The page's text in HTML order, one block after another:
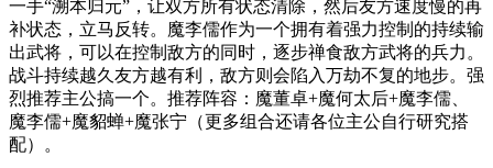
一手“溯本归元”，让双方所有状态清除，然后友方速度慢的再
补状态，立马反转。魔李儒作为一个拥有着强力控制的持续输
出武将，可以在控制敌方的同时，逐步禅食敌方武将的兵力。
战斗持续越久友方越有利，敌方则会陷入万劫不复的地步。强
烈推荐主公搞一个。推荐阵容：魔董卓+魔何太后+魔李儒、
魔李儒+魔貂蝉+魔张宁（更多组合还请各位主公自行研究搭
配）。